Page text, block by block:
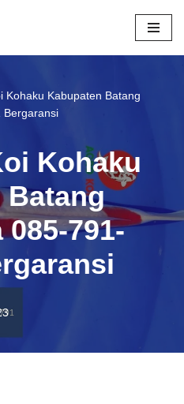
Kohaku Kabupaten Batang
Bergaransi
Kohaku
Batang
085-791-